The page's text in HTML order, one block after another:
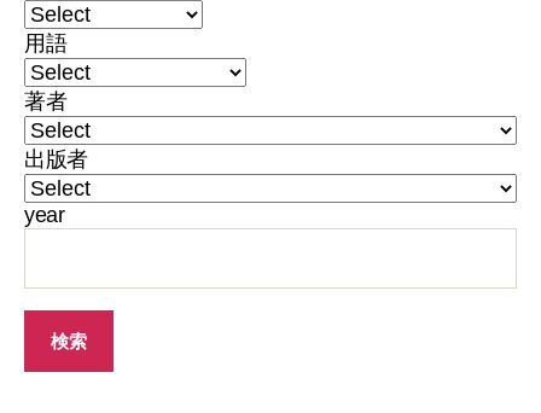
用語
著者
出版者
year